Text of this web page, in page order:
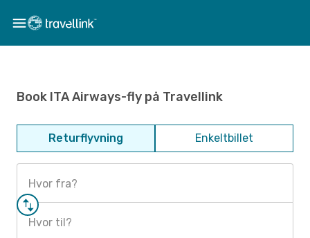
Book ITA Airways-fly på Travellink
Returflyvning Enkeltbillet
Hvor fra?
Hvor til?